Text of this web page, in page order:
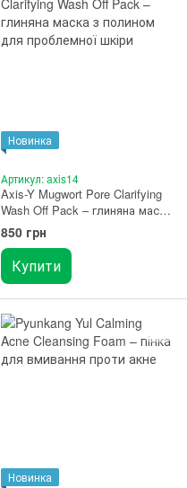
Новинка
Артикул: axis14
Axis-Y Mugwort Pore Clarifying
Wash Off Pack – глиняна маска
з полином для проблемної
шкіри 100 мл
850 грн
Купити
Новинка